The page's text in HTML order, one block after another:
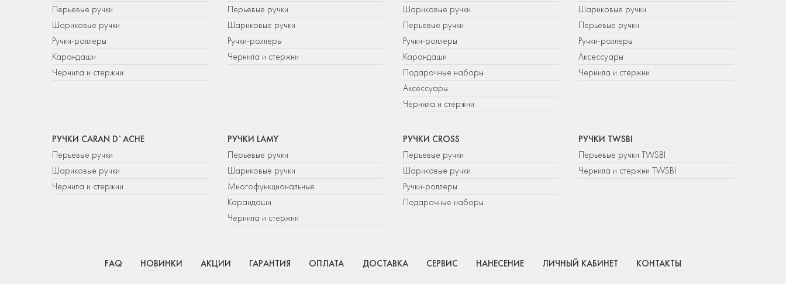
Перьевые ручки
Шариковые ручки
Ручки-роллеры
Карандаши
Чернила и стержни
Перьевые ручки
Шариковые ручки
Ручки-роллеры
Чернила и стержни
Шариковые ручки
Перьевые ручки
Ручки-роллеры
Карандаши
Подарочные наборы
Аксессуары
Чернила и стержни
Шариковые ручки
Перьевые ручки
Ручки-роллеры
Аксессуары
Чернила и стержни
РУЧКИ CARAN D`ACHE
Перьевые ручки
Шариковые ручки
Чернила и стержни
РУЧКИ LAMY
Перьевые ручки
Шариковые ручки
Многофункциональные
Карандаши
Чернила и стержни
РУЧКИ CROSS
Перьевые ручки
Шариковые ручки
Ручки-роллеры
Подарочные наборы
РУЧКИ TWSBI
Перьевые ручки TWSBI
Чернила и стержни TWSBI
FAQ НОВИНКИ АКЦИИ ГАРАНТИЯ ОПЛАТА ДОСТАВКА СЕРВИС НАНЕСЕНИЕ ЛИЧНЫЙ КАБИНЕТ КОНТАКТЫ